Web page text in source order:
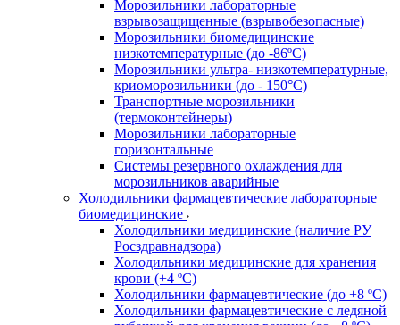
Морозильники лабораторные
взрывозащищенные (взрывобезопасные)
Морозильники биомедицинские
низкотемпературные (до -86ºС)
Морозильники ультра- низкотемпературные,
криоморозильники (до - 150°С)
Транспортные морозильники
(термоконтейнеры)
Морозильники лабораторные
горизонтальные
Системы резервного охлаждения для
морозильников аварийные
Холодильники фармацевтические лабораторные
биомедицинские
Холодильники медицинские (наличие РУ
Росздравнадзора)
Холодильники медицинские для хранения
крови (+4 ºС)
Холодильники фармацевтические (до +8 ºС)
Холодильники фармацевтические с ледяной